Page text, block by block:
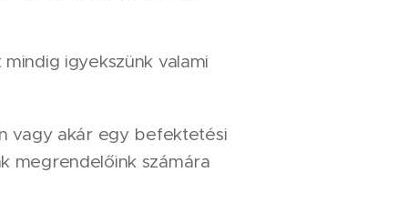
igyekszünk valami
vagy akár egy befektetési
megrendelőink számára